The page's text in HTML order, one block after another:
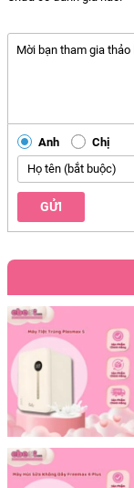
huynh.
Anh Chị
GỬI